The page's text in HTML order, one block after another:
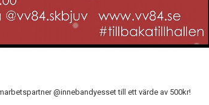
@innebandyesset till ett värde av 500kr!